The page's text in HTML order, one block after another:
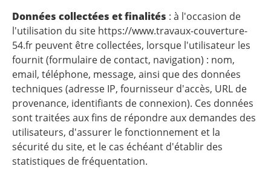
Données collectées et finalités : à l'occasion de
l'utilisation du site https://www.travaux-couverture-
54.fr peuvent être collectées, lorsque l'utilisateur les
fournit (formulaire de contact, navigation) : nom,
email, téléphone, message, ainsi que des données
techniques (adresse IP, fournisseur d'accès, URL de
provenance, identifiants de connexion). Ces données
sont traitées aux fins de répondre aux demandes des
utilisateurs, d'assurer le fonctionnement et la
sécurité du site, et le cas échéant d'établir des
statistiques de fréquentation.